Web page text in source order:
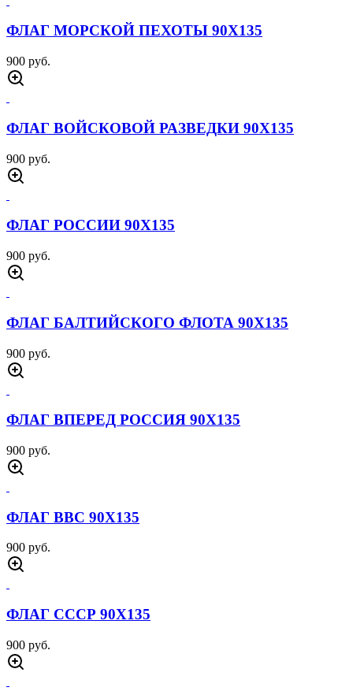
ФЛАГ МОРСКОЙ ПЕХОТЫ 90Х135
900 руб.
ФЛАГ ВОЙСКОВОЙ РАЗВЕДКИ 90Х135
900 руб.
ФЛАГ РОССИИ 90Х135
900 руб.
ФЛАГ БАЛТИЙСКОГО ФЛОТА 90Х135
900 руб.
ФЛАГ ВПЕРЕД РОССИЯ 90Х135
900 руб.
ФЛАГ ВВС 90Х135
900 руб.
ФЛАГ СССР 90Х135
900 руб.